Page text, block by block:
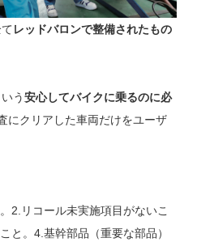
レッドバロンで整備されたもの
う安心してバイクに乗るのに必
にクリアした車両だけをユーザ
2.リコール未実施項目がないこ
と。4.基幹部品（重要な部品）